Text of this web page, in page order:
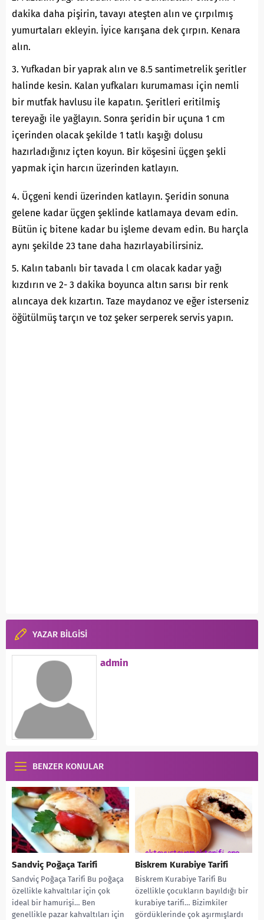
dakika daha pişirin, tavayı ateşten alın ve çırpılmış
yumurtaları ekleyin. İyice karışana dek çırpın. Kenara
alın.
3. Yufkadan bir yaprak alın ve 8.5 santimetrelik şeritler
halinde kesin. Kalan yufkaları kurumaması için nemli
bir mutfak havlusu ile kapatın. Şeritleri eritilmiş
tereyağı ile yağlayın. Sonra şeridin bir uçuna 1 cm
içerinden olacak şekilde 1 tatlı kaşığı dolusu
hazırladığınız içten koyun. Bir köşesini üçgen şekli
yapmak için harcın üzerinden katlayın.
4. Üçgeni kendi üzerinden katlayın. Şeridin sonuna
gelene kadar üçgen şeklinde katlamaya devam edin.
Bütün iç bitene kadar bu işleme devam edin. Bu harçla
aynı şekilde 23 tane daha hazırlayabilirsiniz.
5. Kalın tabanlı bir tavada l cm olacak kadar yağı
kızdırın ve 2- 3 dakika boyunca altın sarısı bir renk
alıncaya dek kızartın. Taze maydanoz ve eğer isterseniz
öğütülmüş tarçın ve toz şeker serperek servis yapın.
YAZAR BİLGİSİ
admin
BENZER KONULAR
Sandviç Poğaça Tarifi
Sandviç Poğaça Tarifi Bu poğaça
özellikle kahvaltılar için çok
ideal bir hamurişi… Ben
genellikle pazar kahvaltıları için
Biskrem Kurabiye Tarifi
Biskrem Kurabiye Tarifi Bu
özellikle çocukların bayıldığı bir
kurabiye tarifi… Bizimkiler
gördüklerinde çok aşırmışlardı